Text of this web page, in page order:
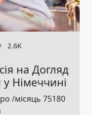
2.6K
на Догляд
у Німеччині
/місяць 75180